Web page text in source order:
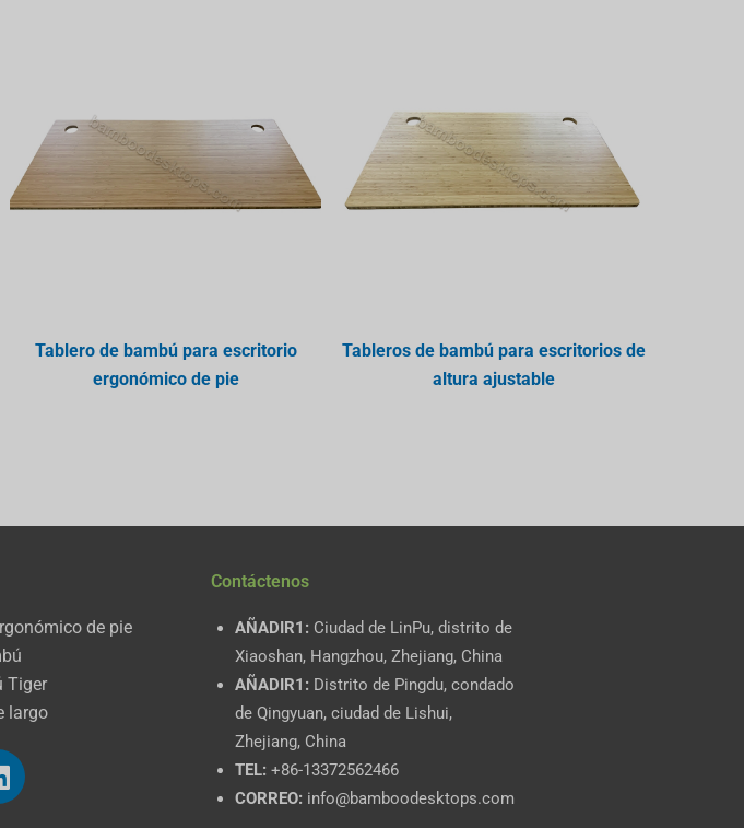
Tablero de bambú para escritorio
ergonómico de pie
Tableros de bambú para escritorios de
altura ajustable
de pie
Tiger
largo
Contáctenos
AÑADIR1: Ciudad de LinPu, distrito de
Xiaoshan, Hangzhou, Zhejiang, China
AÑADIR1: Distrito de Pingdu, condado
de Qingyuan, ciudad de Lishui,
Zhejiang, China
TEL: +86-13372562466
CORREO: info@bamboodesktops.com